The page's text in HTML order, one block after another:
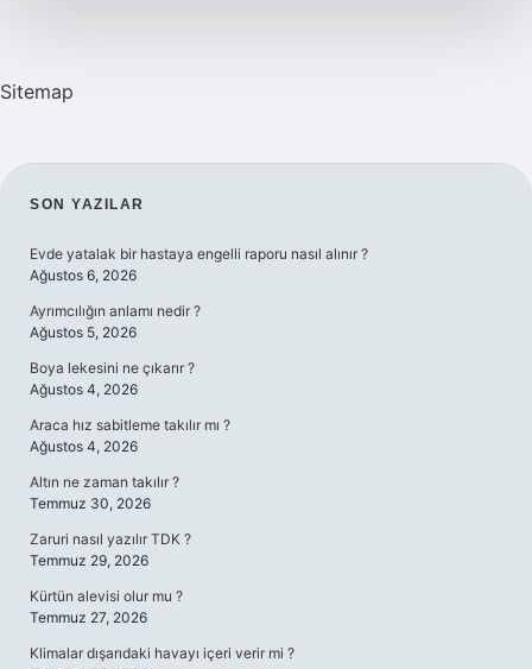
Sitemap
SIDEBAR
SON YAZILAR
Evde yatalak bir hastaya engelli raporu nasıl alınır ?
Ağustos 6, 2026
Ayrımcılığın anlamı nedir ?
Ağustos 5, 2026
Boya lekesini ne çıkarır ?
Ağustos 4, 2026
Araca hız sabitleme takılır mı ?
Ağustos 4, 2026
Altın ne zaman takılır ?
Temmuz 30, 2026
Zaruri nasıl yazılır TDK ?
Temmuz 29, 2026
Kürtün alevisi olur mu ?
Temmuz 27, 2026
Klimalar dışarıdaki havayı içeri verir mi ?